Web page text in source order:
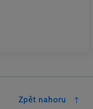
Zpět nahoru